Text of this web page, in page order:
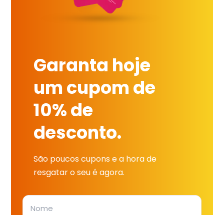
Garanta hoje
um cupom de
10% de
desconto.
São poucos cupons e a hora de
resgatar o seu é agora.